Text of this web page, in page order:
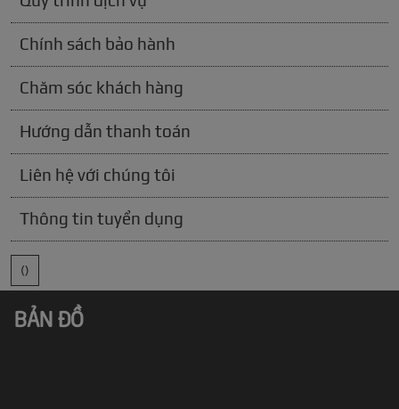
Chính sách bảo hành
Chăm sóc khách hàng
Hướng dẫn thanh toán
Liên hệ với chúng tôi
Thông tin tuyển dụng
()
BẢN ĐỒ